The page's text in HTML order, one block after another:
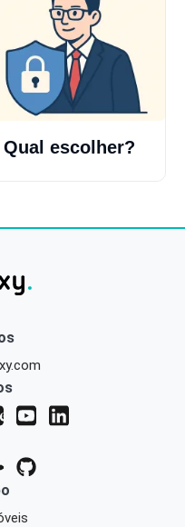
Qual escolher?